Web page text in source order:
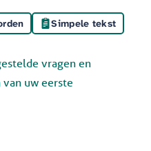
Simpele tekst
vragen en
uw eerste